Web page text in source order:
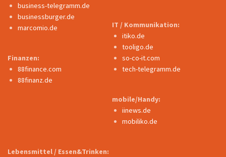
business-telegramm.de
businessburger.de
marcomio.de
Finanzen:
88finance.com
88finanz.de
IT / Kommunikation:
itiko.de
tooligo.de
so-co-it.com
tech-telegramm.de
mobile/Handy:
iinews.de
mobiliko.de
Lebensmittel / Essen&Trinken: